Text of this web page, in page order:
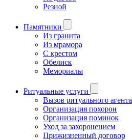
Резной
Памятники
Из гранита
Из мрамора
С крестом
Обелиск
Мемориалы
Ритуальные услуги
Вызов ритуального агента
Организация похорон
Организация поминок
Уход за захоронением
Прижизненный договор